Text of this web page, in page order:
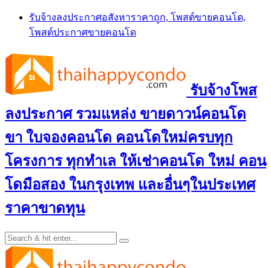
Skip
content
รับจ้างลงประกาศอสังหาราคาถูก, โพสต์ขายคอนโด,
โพสต์ประกาศขายคอนโด
รับจ้างโพส
ลงประกาศ รวมแหล่ง ขายดาวน์คอนโด
ขา ใบจองคอนโด คอนโดใหม่ครบทุก
โครงการ ทุกทำเล ให้เช่าคอนโด ใหม่ คอน
โดมือสอง ในกรุงเทพ และอื่นๆในประเทศ
ราคาขาดทุน